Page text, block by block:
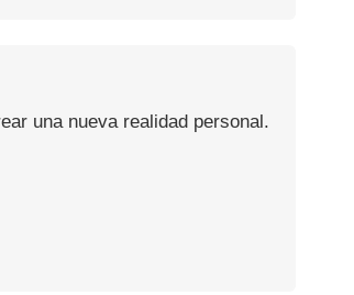
una nueva realidad personal.